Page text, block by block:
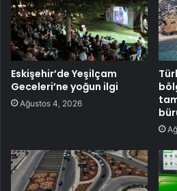
Eskişehir’de Yeşilçam
Geceleri’ne yoğun ilgi
Ağustos 4, 2026